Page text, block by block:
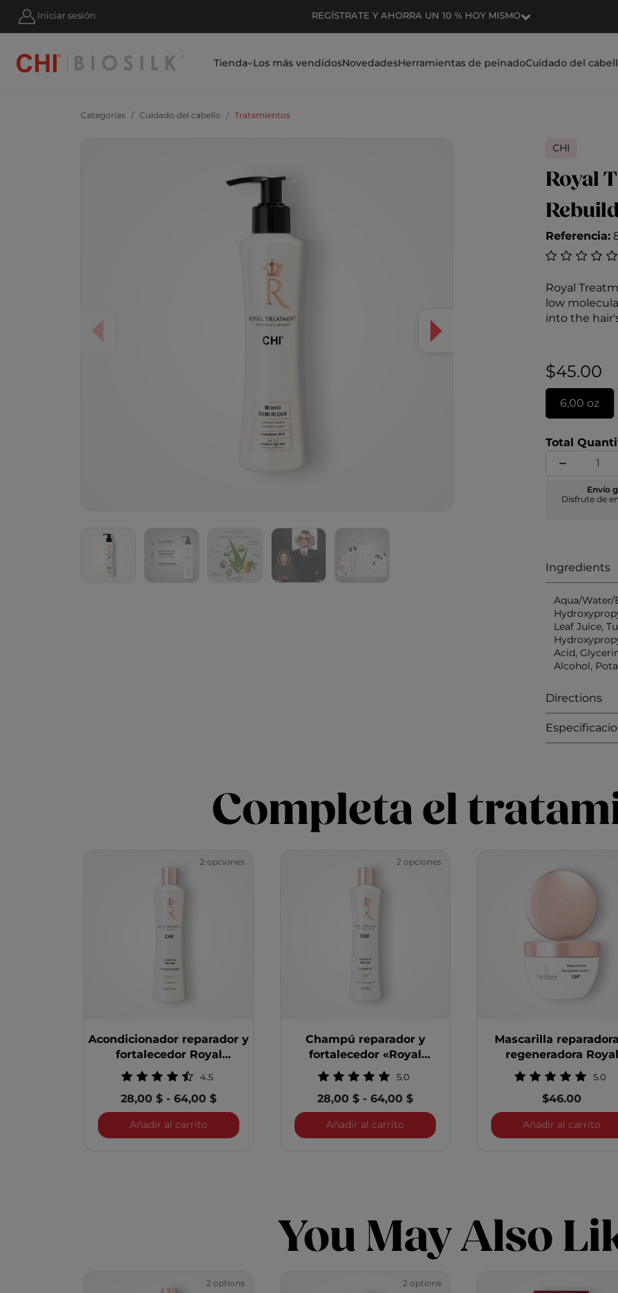
Iniciar sesión
Y AHORRA UN 10 % HOY MISMO ENVÍO GRATIS EN PEDIDOS SUPERIORES A 50 $
Tienda Los más vendidosNovedadesHerramientas de peinadoCuidado del
Categorías Cuidado del cabello Tratamientos
CHI
Royal
Referencia:
Valoración
Royal
low
into the
between
hair to
protect it
$45.00
6,00 oz
Total
Envío
Disfrute de
Ingredients
Aqua/
Leaf Juice,
Acid,
Alcohol,
Directions
Completa el
2 opciones
Acondicionador reparador y
fortalecedor Royal
Treatment 4.5
28,00 $ -64,00 $
Añadir al carritoAcondicionador reparador y fortalecedor Royal Treatment
2 opciones
Champú reparador y
fortalecedor «Royal
Treatment»5.0
28,00 $ -64,00 $
Añadir al carritoChampú reparador y fortalecedor Royal
Mascarilla
regeneradora Royal
Treatment 5.0
$46.00
Añadir al carrito
You May Also
2 options 2 options